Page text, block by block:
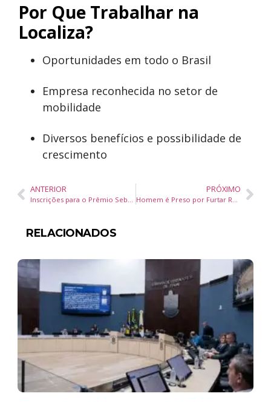
Por Que Trabalhar na
Localiza?
Oportunidades em todo o Brasil
Empresa reconhecida no setor de
mobilidade
Diversos benefícios e possibilidade de
crescimento
ANTERIOR
Inscrições para o Prêmio Sebrae Mulher de Negócios 2025 Abertas para Empreendedoras Catarinenses
PRÓXIMO
Homem é Preso por Furtar Roupas e Acessórios no Shopping
RELACIONADOS